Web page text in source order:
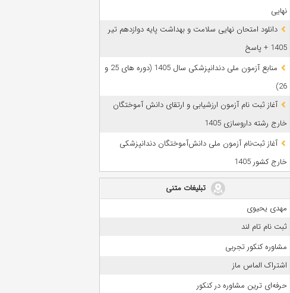
نهایی
دانلود امتحان نهایی سلامت و بهداشت پایه دوازدهم تیر
1405 + پاسخ
ﻣﻨﺎﺑﻊ آزﻣﻮن ﻣﻠﯽ دندانپزشکی سال 1405 (دوره های 25 و
26)
آغاز ثبت نام آزمون‌ ارزشیابی و ارتقای دانش آموختگان
خارج رشته داروسازی 1405
آغاز ثبت‌نام آزمون ملی دانش‌آموختگان دندانپزشکی
خارج کشور 1405
تبلیغات متنی
مهدی یحیوی
ثبت نام تام لند
مشاوره کنکور تجربی
اشتراک الماس ماز
حرفه‌ای ترین مشاوره در کنکور